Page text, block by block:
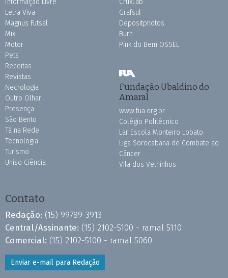
Letra Viva
Magnus Futsal
Mix
Motor
Pets
Receitas
Revistas
Necrologia
Outro Olhar
Presença
São Bento
Tá na Rede
Tecnologia
Turismo
Uniso Ciência
Grafsul
Depositphotos
Burh
Pink do Bem OSSEL
Fundação Ubaldino do
Amaral
www.fua.org.br
Colégio Politécnico
Lar Escola Monteiro Lobato
Liga Sorocabana de Combate ao
Câncer
Vila dos Velhinhos
Contato
Redação: (15) 99789-3913
Central/Assinante: (15) 2102-5100 - ramal 5110
Comercial: (15) 2102-5100 - ramal 5060
Enviar e-mail para Redação